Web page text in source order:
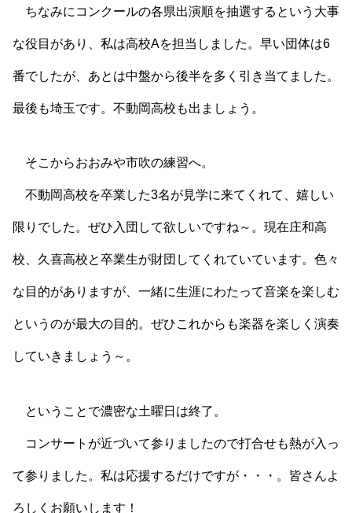
ちなみにコンクールの各県出演順を抽選するという大事
な役目があり、私は高校Aを担当しました。早い団体は6
番でしたが、あとは中盤から後半を多く引き当てました。
最後も埼玉です。不動岡高校も出ましょう。
そこからおおみや市吹の練習へ。
不動岡高校を卒業した3名が見学に来てくれて、嬉しい
限りでした。ぜひ入団して欲しいですね～。現在庄和高
校、久喜高校と卒業生が財団してくれていています。色々
な目的がありますが、一緒に生涯にわたって音楽を楽しむ
というのが最大の目的。ぜひこれからも楽器を楽しく演奏
していきましょう～。
ということで濃密な土曜日は終了。
コンサートが近づいて参りましたので打合せも熱が入っ
て参りました。私は応援するだけですが・・・。皆さんよ
ろしくお願いします！